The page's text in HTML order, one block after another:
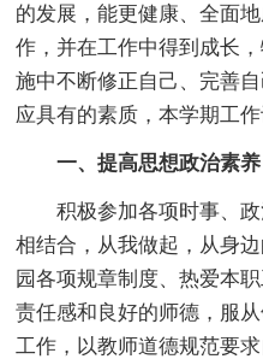
的发展，能更健康、全面
作，并在工作中得到成长
施中不断修正自己、完善
应具有的素质，本学期工
一、提高思想政治素养
积极参加各项时事、政
相结合，从我做起，从身
园各项规章制度、热爱本
责任感和良好的师德，服
工作，以教师道德规范要